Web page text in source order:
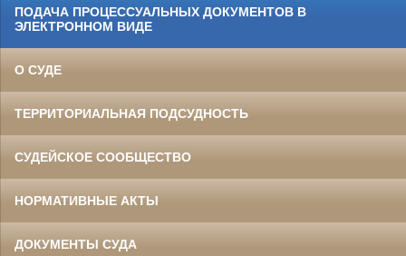
ПОДАЧА ПРОЦЕССУАЛЬНЫХ ДОКУМЕНТОВ В
ЭЛЕКТРОННОМ ВИДЕ
О СУДЕ
ТЕРРИТОРИАЛЬНАЯ ПОДСУДНОСТЬ
СУДЕЙСКОЕ СООБЩЕСТВО
НОРМАТИВНЫЕ АКТЫ
ДОКУМЕНТЫ СУДА